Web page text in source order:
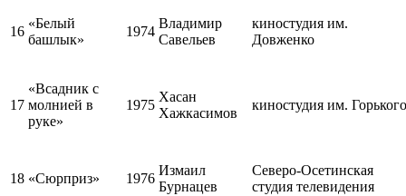
16
«Белый
башлык»
1974
Владимир
Савельев
киностудия им.
Довженко
17
«Всадник с
молнией в
руке»
1975
Хасан
Хажкасимов
киностудия им. Горького
18 «Сюрприз» 1976
Измаил
Бурнацев
Северо-Осетинская
студия телевидения